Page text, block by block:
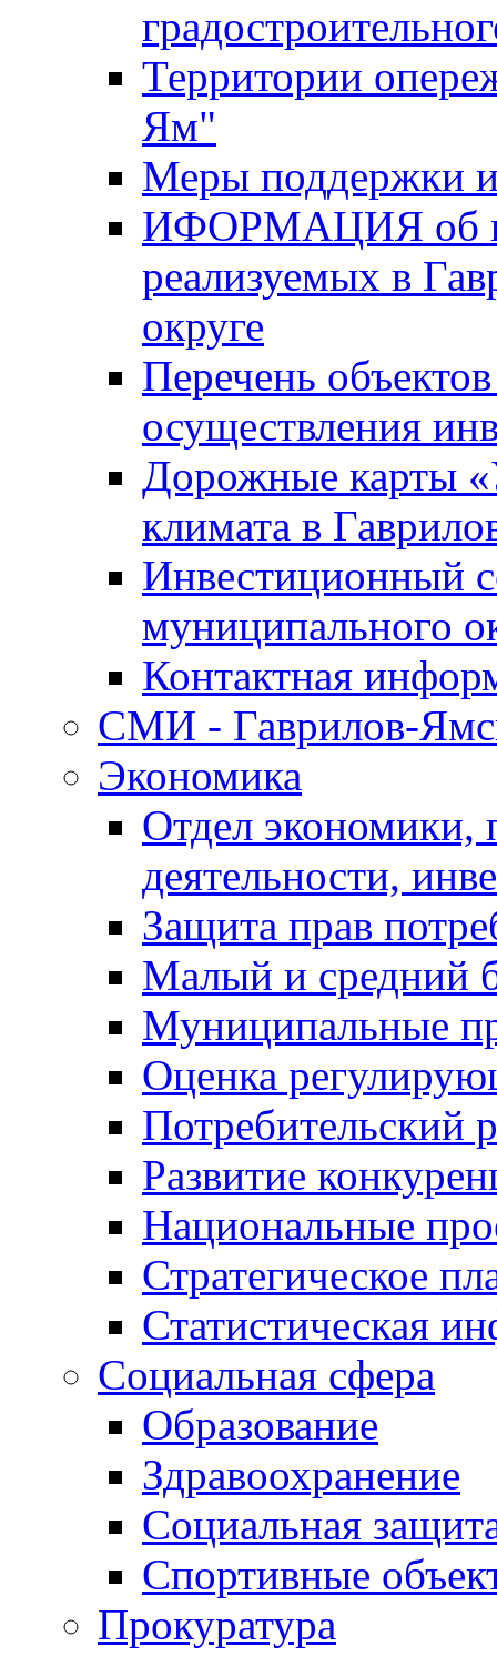
Территории
Ям"
Меры поддержки
ИФОРМАЦИЯ об
реализуемых в
округе
Перечень
осуществления
Дорожные карты
климата в
Инвестиционный
муниципального
Контактная
СМИ - Гаврилов-
Экономика
Отдел экономики,
деятельности,
Защита прав
Малый и средний
Муниципальные
Оценка
Потребительский
Развитие
Национальные
Стратегическое
Статистическая
Социальная сфера
Образование
Здравоохранение
Социальная
Спортивные
Прокуратура